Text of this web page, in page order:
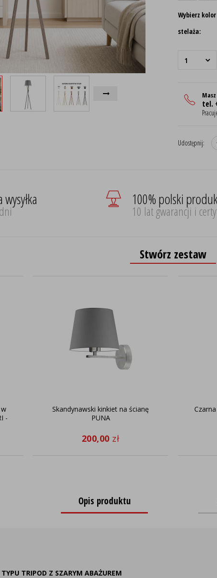
Wybierz kolor
stelaża:
tel.
Udostępnij:
100% polski
10 lat gwarancji i
Stwórz zestaw
-
Skandynawski kinkiet na ścianę
PUNA
200,00 zł
Opis produktu
TRIPOD Z SZARYM ABAŻUREM